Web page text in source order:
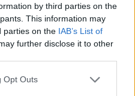
by third parties on the
This information may
parties on the IAB’s List of
further disclose it to other
uses one or more Google
Opt Outs
2023
év lesz minden
évében született.